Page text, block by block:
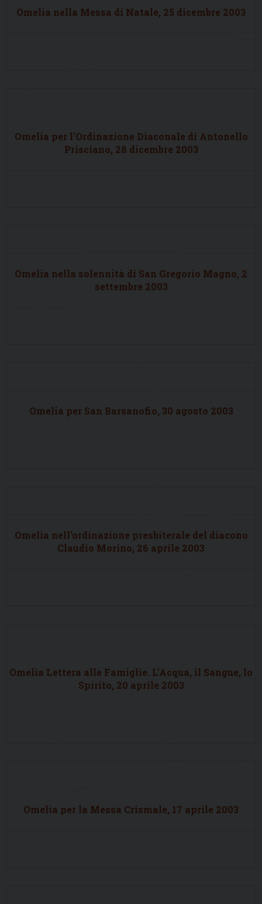
Omelia nella Messa di Natale, 25 dicembre 2003
Omelia per l'Ordinazione Diaconale di Antonello
Prisciano, 28 dicembre 2003
Omelia nella solennità di San Gregorio Magno, 2
settembre 2003
Omelia per San Barsanofio, 30 agosto 2003
Omelia nell’ordinazione presbiterale del diacono
Claudio Morino, 26 aprile 2003
Omelia Lettera alle Famiglie. L'Acqua, il Sangue, lo
Spirito, 20 aprile 2003
Omelia per la Messa Crismale, 17 aprile 2003